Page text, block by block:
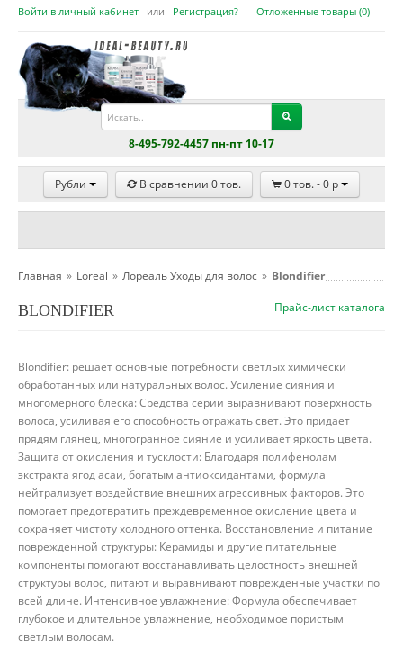
Войти в личный кабинет или Регистрация? Отложенные товары (0)
8-495-792-4457 пн-пт 10-17
Рубли В сравнении 0тов. 0тов. -0 p
Главная » Loreal » Лореаль Уходы для волос » Blondifier
Прайс-лист каталога
BLONDIFIER
Blondifier: решает основные потребности светлых химически
обработанных или натуральных волос. Усиление сияния и
многомерного блеска: Средства серии выравнивают поверхность
волоса, усиливая его способность отражать свет. Это придает
прядям глянец, многогранное сияние и усиливает яркость цвета.
Защита от окисления и тусклости: Благодаря полифенолам
экстракта ягод асаи, богатым антиоксидантами, формула
нейтрализует воздействие внешних агрессивных факторов. Это
помогает предотвратить преждевременное окисление цвета и
сохраняет чистоту холодного оттенка. Восстановление и питание
поврежденной структуры: Керамиды и другие питательные
компоненты помогают восстанавливать целостность внешней
структуры волос, питают и выравнивают поврежденные участки по
всей длине. Интенсивное увлажнение: Формула обеспечивает
глубокое и длительное увлажнение, необходимое пористым
светлым волосам.